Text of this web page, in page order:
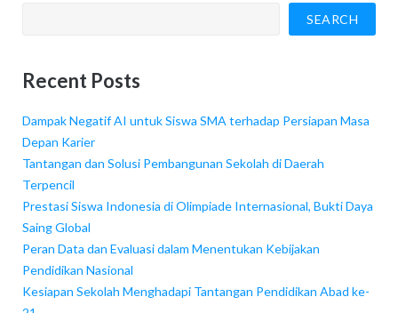
SEARCH
Recent Posts
Dampak Negatif AI untuk Siswa SMA terhadap Persiapan Masa
Depan Karier
Tantangan dan Solusi Pembangunan Sekolah di Daerah
Terpencil
Prestasi Siswa Indonesia di Olimpiade Internasional, Bukti Daya
Saing Global
Peran Data dan Evaluasi dalam Menentukan Kebijakan
Pendidikan Nasional
Kesiapan Sekolah Menghadapi Tantangan Pendidikan Abad ke-